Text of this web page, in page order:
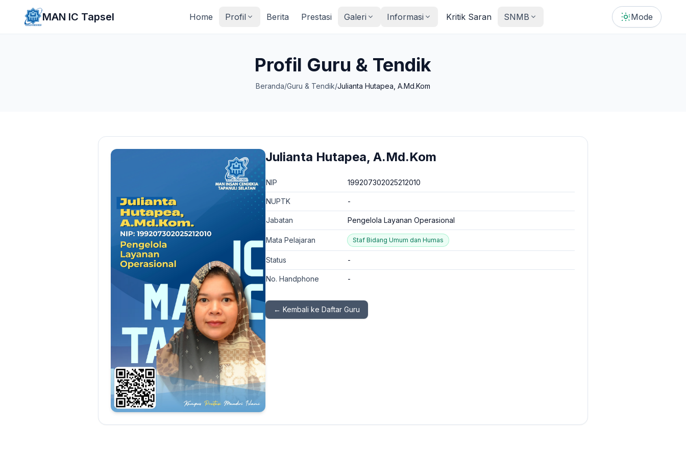
Lewati ke konten utama
MAN IC Tapsel Home Profil Berita Prestasi Galeri Informasi Kritik Saran SNMB Mode
Profil Guru & Tendik
Beranda/Guru & Tendik/Julianta Hutapea, A.Md.Kom
Julianta Hutapea, A.Md.Kom
NIP 199207302025212010
NUPTK -
Jabatan Pengelola Layanan Operasional
Mata Pelajaran Staf Bidang Umum dan Humas
Status -
No. Handphone -
← Kembali ke Daftar Guru